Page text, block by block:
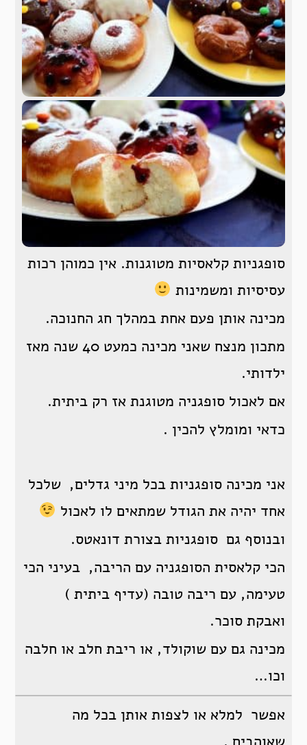
סופגניות קלאסיות מטוגנות. אין כמוהן רכות
עסיסיות ומשמינות
מכינה אותן פעם אחת במהלך חג החנוכה.
מתכון מנצח שאני מכינה כמעט 40 שנה מאז
ילדותי.
אם לאכול סופגניה מטוגנת אז רק ביתית.
כדאי ומומלץ להכין .
אני מכינה סופגניות בכל מיני גדלים, שלכל
אחד יהיה את הגודל שמתאים לו לאכול
ובנוסף גם סופגניות בצורת דונאטס.
הכי קלאסית הסופגניה עם הריבה, בעיני הכי
טעימה, עם ריבה טובה (עדיף ביתית )
ואבקת סוכר.
מכינה גם עם שוקולד, או ריבת חלב או חלבה
וכו…
אפשר למלא או לצפות אותן בכל מה